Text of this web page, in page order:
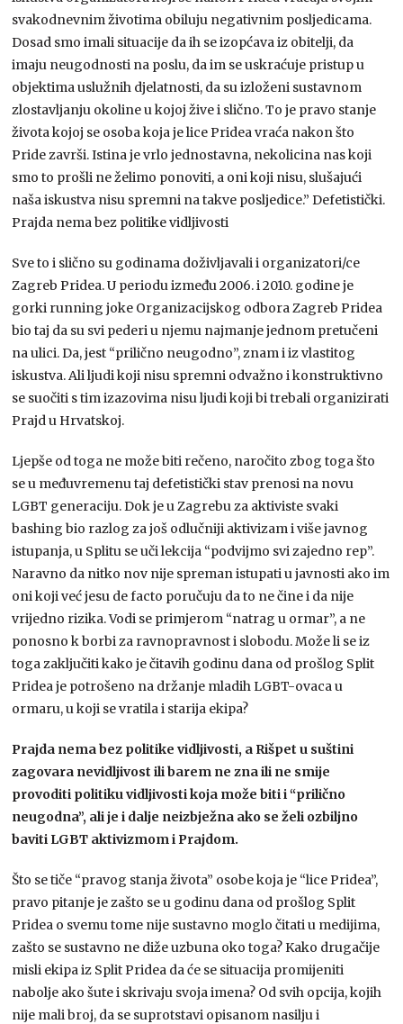
svakodnevnim životima obiluju negativnim posljedicama.
Dosad smo imali situacije da ih se izopćava iz obitelji, da
imaju neugodnosti na poslu, da im se uskraćuje pristup u
objektima uslužnih djelatnosti, da su izloženi sustavnom
zlostavljanju okoline u kojoj žive i slično. To je pravo stanje
života kojoj se osoba koja je lice Pridea vraća nakon što
Pride završi. Istina je vrlo jednostavna, nekolicina nas koji
smo to prošli ne želimo ponoviti, a oni koji nisu, slušajući
naša iskustva nisu spremni na takve posljedice.” Defetistički.
Prajda nema bez politike vidljivosti
Sve to i slično su godinama doživljavali i organizatori/ce
Zagreb Pridea. U periodu između 2006. i 2010. godine je
gorki running joke Organizacijskog odbora Zagreb Pridea
bio taj da su svi pederi u njemu najmanje jednom pretučeni
na ulici. Da, jest “prilično neugodno”, znam i iz vlastitog
iskustva. Ali ljudi koji nisu spremni odvažno i konstruktivno
se suočiti s tim izazovima nisu ljudi koji bi trebali organizirati
Prajd u Hrvatskoj.
Ljepše od toga ne može biti rečeno, naročito zbog toga što
se u međuvremenu taj defetistički stav prenosi na novu
LGBT generaciju. Dok je u Zagrebu za aktiviste svaki
bashing bio razlog za još odlučniji aktivizam i više javnog
istupanja, u Splitu se uči lekcija “podvijmo svi zajedno rep”.
Naravno da nitko nov nije spreman istupati u javnosti ako im
oni koji već jesu de facto poručuju da to ne čine i da nije
vrijedno rizika. Vodi se primjerom “natrag u ormar”, a ne
ponosno k borbi za ravnopravnost i slobodu. Može li se iz
toga zaključiti kako je čitavih godinu dana od prošlog Split
Pridea je potrošeno na držanje mladih LGBT-ovaca u
ormaru, u koji se vratila i starija ekipa?
Prajda nema bez politike vidljivosti, a Rišpet u suštini
zagovara nevidljivost ili barem ne zna ili ne smije
provoditi politiku vidljivosti koja može biti i “prilično
neugodna”, ali je i dalje neizbježna ako se želi ozbiljno
baviti LGBT aktivizmom i Prajdom.
Što se tiče “pravog stanja života” osobe koja je “lice Pridea”,
pravo pitanje je zašto se u godinu dana od prošlog Split
Pridea o svemu tome nije sustavno moglo čitati u medijima,
zašto se sustavno ne diže uzbuna oko toga? Kako drugačije
misli ekipa iz Split Pridea da će se situacija promijeniti
nabolje ako šute i skrivaju svoja imena? Od svih opcija, kojih
nije mali broj, da se suprotstavi opisanom nasilju i